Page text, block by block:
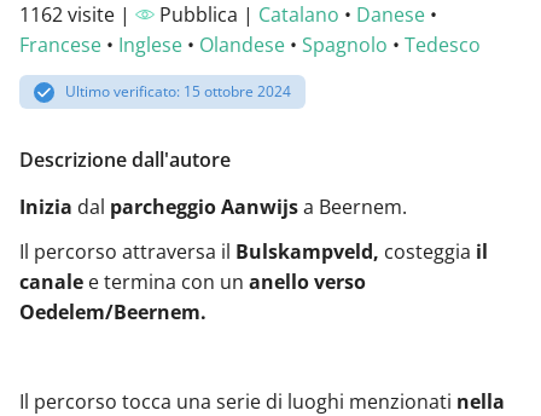
1162 visite | Pubblica | Catalano • Danese •
Francese • Inglese • Olandese • Spagnolo • Tedesco
Ultimo verificato: 15 ottobre 2024
Descrizione dall'autore
Inizia dal parcheggio Aanwijsa Beernem.
Il percorso attraversa il Bulskampveld, costeggia il
canale e termina con un anello verso
Oedelem/Beernem.
Il percorso tocca una serie di luoghi menzionati nella